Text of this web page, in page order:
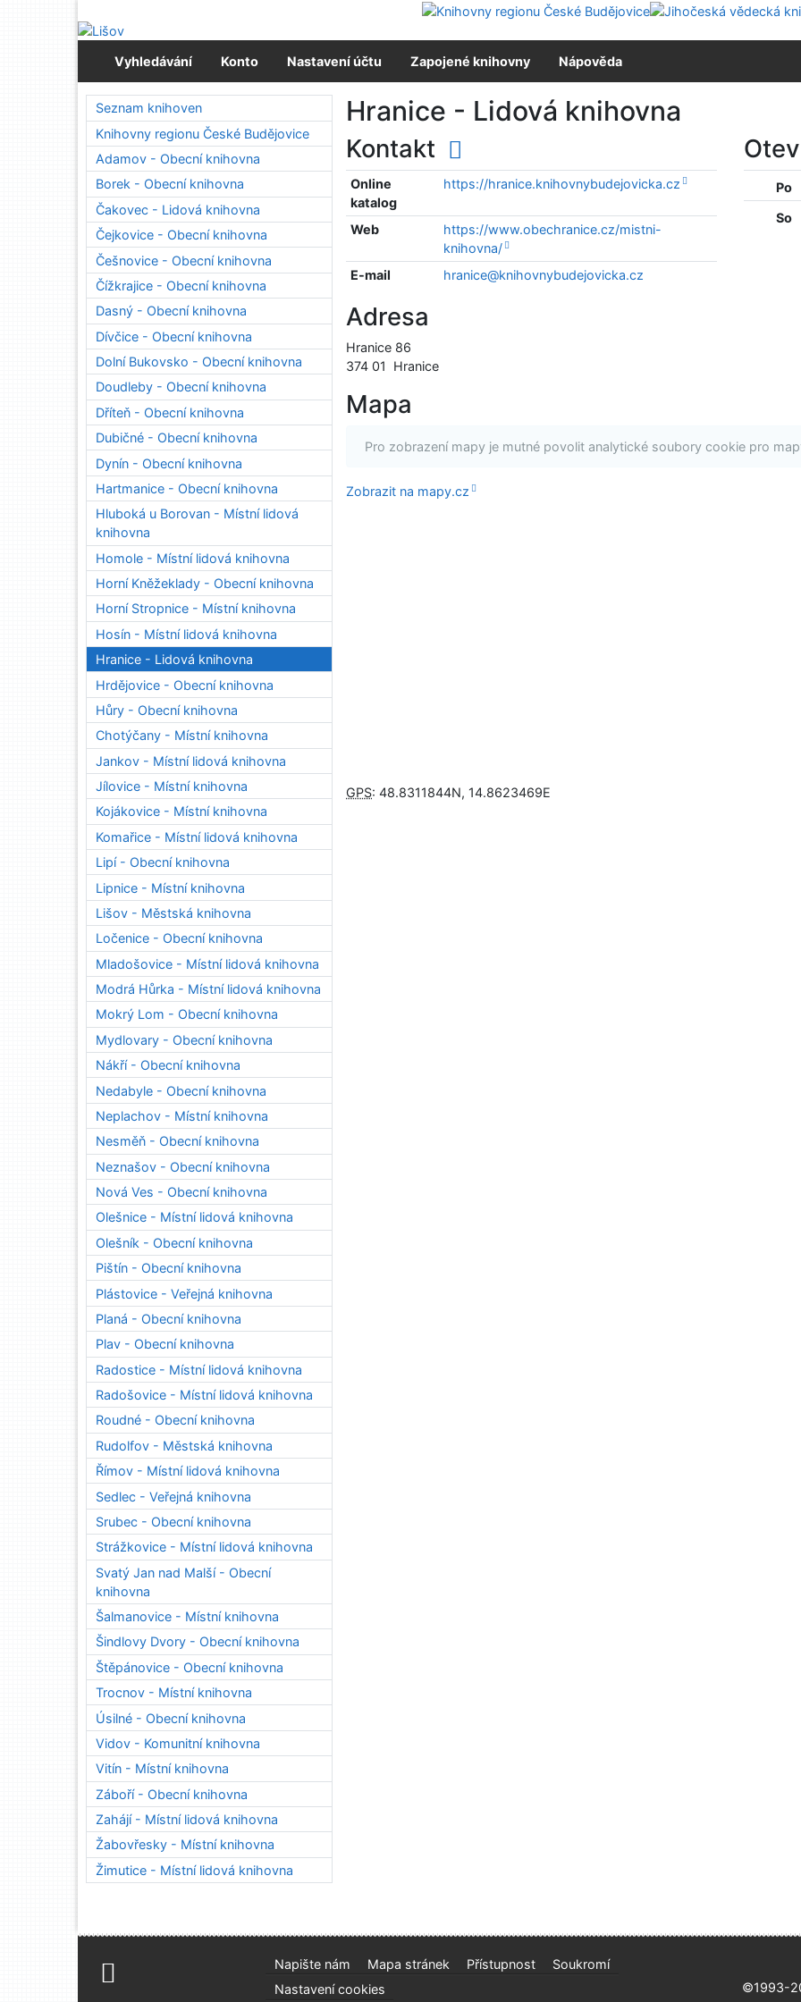
Přejít na menu
Vyhledávání
Konto Nastavení účtu Zapojené knihovny Nápověda
Hranice - Lidová knihovna
Kontakt
Online
katalog
https://hranice.knihovnybudejovicka.cz
Web
https://www.obechranice.cz/mistni-
knihovna/
E-mail
hranice@knihovnybudejovicka.cz
Adresa
Hranice 86
374 01
Hranice
Po
So
Mapa
Pro zobrazení mapy je mutné povolit analytické soubory cookie pro
Zobrazit na mapy.cz
GPS: 48.8311844N, 14.8623469E
Seznam knihoven
Knihovny regionu České Budějovice
Adamov - Obecní knihovna
Borek - Obecní knihovna
Čakovec - Lidová knihovna
Čejkovice - Obecní knihovna
Češnovice - Obecní knihovna
Čížkrajice - Obecní knihovna
Dasný - Obecní knihovna
Dívčice - Obecní knihovna
Dolní Bukovsko - Obecní knihovna
Doudleby - Obecní knihovna
Dříteň - Obecní knihovna
Dubičné - Obecní knihovna
Dynín - Obecní knihovna
Hartmanice - Obecní knihovna
Hluboká u Borovan - Místní lidová
knihovna
Homole - Místní lidová knihovna
Horní Kněžeklady - Obecní knihovna
Horní Stropnice - Místní knihovna
Hosín - Místní lidová knihovna
Hranice - Lidová knihovna
Hrdějovice - Obecní knihovna
Hůry - Obecní knihovna
Chotýčany - Místní knihovna
Jankov - Místní lidová knihovna
Jílovice - Místní knihovna
Kojákovice - Místní knihovna
Komařice - Místní lidová knihovna
Lipí - Obecní knihovna
Lipnice - Místní knihovna
Lišov - Městská knihovna
Ločenice - Obecní knihovna
Mladošovice - Místní lidová knihovna
Modrá Hůrka - Místní lidová knihovna
Mokrý Lom - Obecní knihovna
Mydlovary - Obecní knihovna
Nákří - Obecní knihovna
Nedabyle - Obecní knihovna
Neplachov - Místní knihovna
Nesměň - Obecní knihovna
Neznašov - Obecní knihovna
Nová Ves - Obecní knihovna
Olešnice - Místní lidová knihovna
Olešník - Obecní knihovna
Pištín - Obecní knihovna
Plástovice - Veřejná knihovna
Planá - Obecní knihovna
Plav - Obecní knihovna
Radostice - Místní lidová knihovna
Radošovice - Místní lidová knihovna
Roudné - Obecní knihovna
Rudolfov - Městská knihovna
Římov - Místní lidová knihovna
Sedlec - Veřejná knihovna
Srubec - Obecní knihovna
Strážkovice - Místní lidová knihovna
Svatý Jan nad Malší - Obecní
knihovna
Šalmanovice - Místní knihovna
Šindlovy Dvory - Obecní knihovna
Štěpánovice - Obecní knihovna
Trocnov - Místní knihovna
Úsilné - Obecní knihovna
Vidov - Komunitní knihovna
Vitín - Místní knihovna
Záboří - Obecní knihovna
Zahájí - Místní lidová knihovna
Žabovřesky - Místní knihovna
Žimutice - Místní lidová knihovna
Napište nám Mapa stránek Přístupnost
Soukromí
Nastavení cookies
©1993-